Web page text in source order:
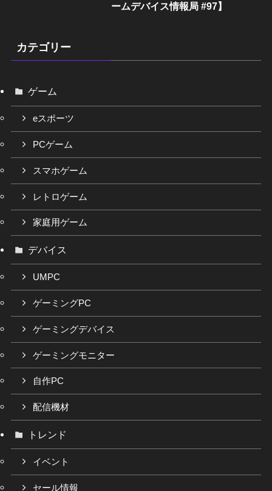
ームデバイス情報局 #97】
カテゴリー
ゲーム
eスポーツ
PCゲーム
スマホゲーム
レトロゲーム
家庭用ゲーム
デバイス
UMPC
ゲーミングPC
ゲーミングデバイス
ゲーミングモニター
自作PC
配信機材
トレンド
イベント
セール情報